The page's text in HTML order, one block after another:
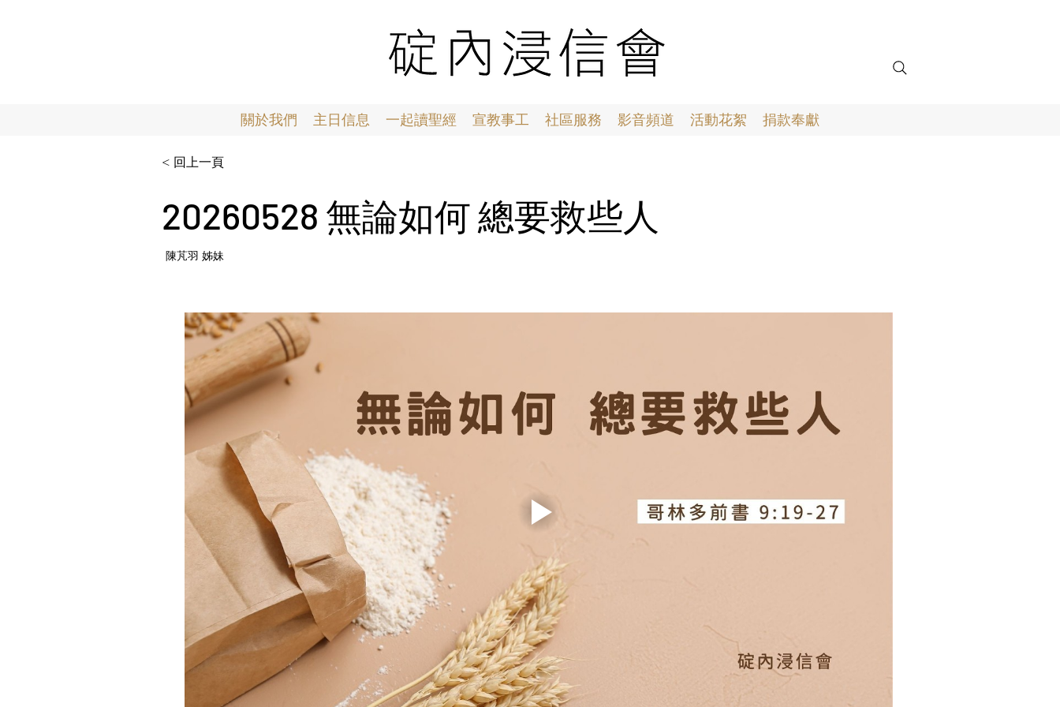
關於我們 主日信息 一起讀聖經 宣教事工 社區服務 影音頻道 活動花絮 捐款奉獻
< 回上一頁
20260528 無論如何 總要救些人
陳芃羽 姊妹